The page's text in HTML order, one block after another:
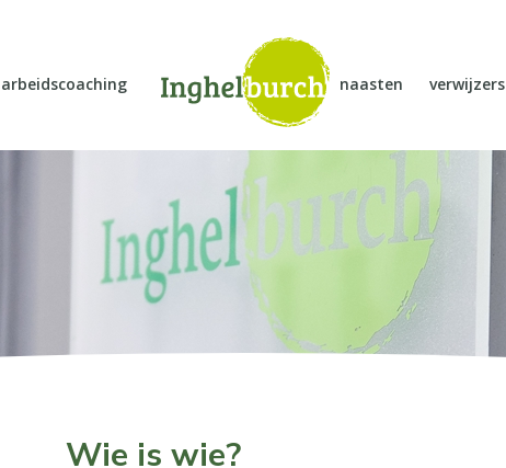
arbeidscoaching naasten verwijzers
Wie is wie?